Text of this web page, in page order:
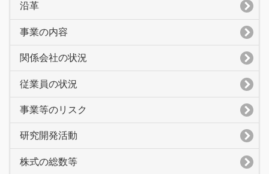
沿革
事業の内容
関係会社の状況
従業員の状況
事業等のリスク
研究開発活動
株式の総数等